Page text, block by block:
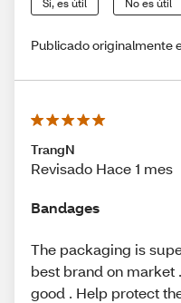
Sí, es útil No es útil
Publicado originalmente
TrangN
Revisado Hace 1 mes
Bandages
The packaging is
best brand on market
good . Help protect